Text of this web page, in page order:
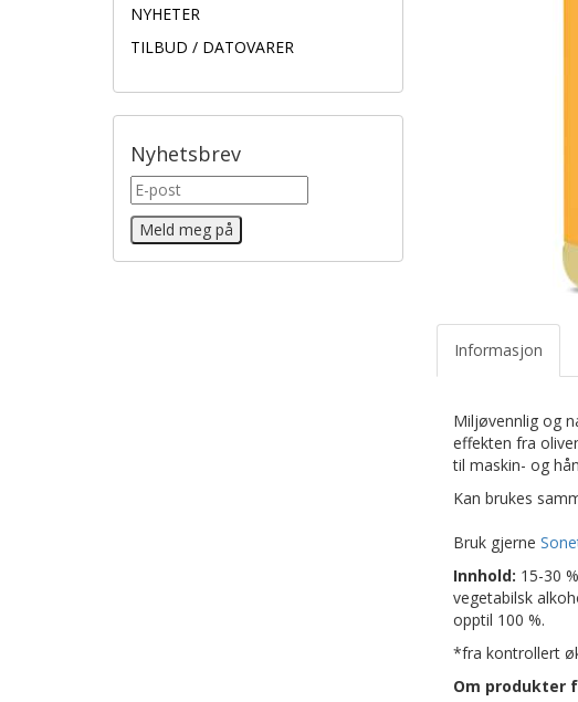
NYHETER
TILBUD / DATOVARER
Nyhetsbrev
Informasjon
Miljøvennlig og
effekten fra
til maskin- og
Kan brukes
Bruk gjerne
Innhold: 15-30
vegetabilsk
opptil 100 %.
*fra kontrollert
Om produkter